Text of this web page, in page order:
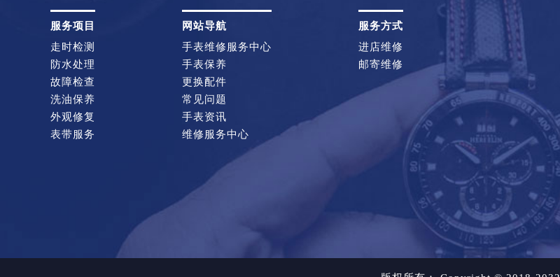
服务项目
走时检测
防水处理
故障检查
洗油保养
外观修复
表带服务
网站导航
手表维修服务中心
手表保养
更换配件
常见问题
手表资讯
维修服务中心
服务方式
进店维修
邮寄维修